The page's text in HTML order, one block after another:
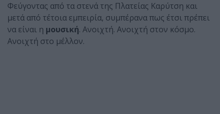
Φεύγοντας από τα στενά της Πλατείας Καρύτση και
μετά από τέτοια εμπειρία, συμπέρανα πως έτσι πρέπει
να είναι η μουσική. Ανοιχτή. Ανοιχτή στον κόσμο.
Ανοιχτή στο μέλλον.